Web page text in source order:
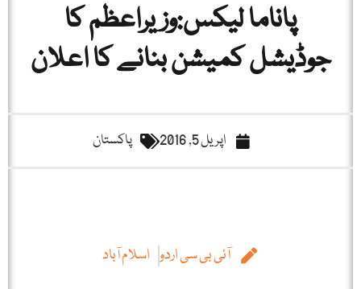
پاناما لیکس:وزیراعظم کا
جوڈیشل کمیشن بنانے کا اعلان
اپریل 5, 2016 پاکستان
آئی بی سی اردو اسلام آباد